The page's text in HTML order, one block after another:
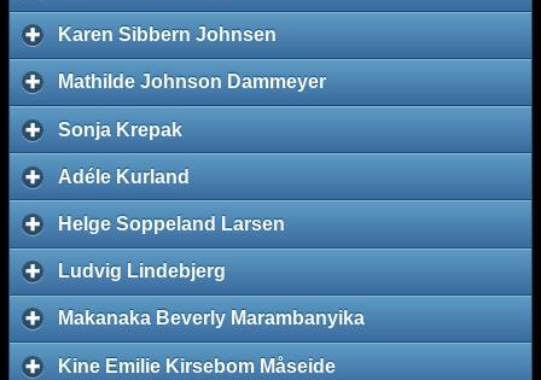
Karen Sibbern Johnsen
Mathilde Johnson Dammeyer
Sonja Krepak
Adéle Kurland
Helge Soppeland Larsen
Ludvig Lindebjerg
Makanaka Beverly Marambanyika
Kine Emilie Kirsebom Måseide